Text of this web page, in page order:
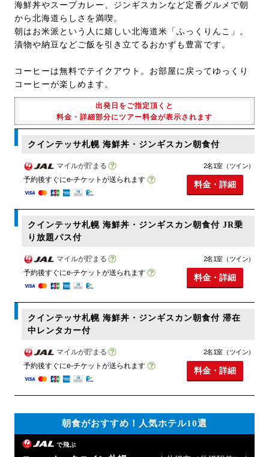
海鮮丼やスープカレー、ジンギスカンなど定番グルメで朝
から北海道らしさを満喫。
朝はお米派という人に嬉しい北海道米「ふっくりんこ」。
漬物や納豆などご飯を引き立てるおかずも豊富です。
コーヒーは無料でテイクアウト。お部屋に戻ってゆっくり
コーヒーが楽しめます。
出発日をご指定頂くと
料金・詳細部分にツアー料金が表示されます
クインテッサ札幌 海鮮丼・ジンギスカン朝食付
マイルが貯まる
予約後すぐにe-チケットが送られます
2名1室（ツイン）
料金・詳細
クインテッサ札幌 海鮮丼・ジンギスカン朝食付 JR乗
り放題パス付
マイルが貯まる
予約後すぐにe-チケットが送られます
2名1室（ツイン）
料金・詳細
クインテッサ札幌 海鮮丼・ジンギスカン朝食付 滞在
中レンタカー付
マイルが貯まる
予約後すぐにe-チケットが送られます
2名1室（ツイン）
料金・詳細
朝食がおすすめ！人気ホテル10選
で飛ぶ